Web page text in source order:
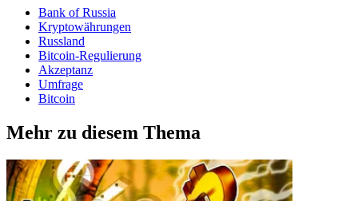
Bank of Russia
Kryptowährungen
Russland
Bitcoin-Regulierung
Akzeptanz
Umfrage
Bitcoin
Mehr zu diesem Thema